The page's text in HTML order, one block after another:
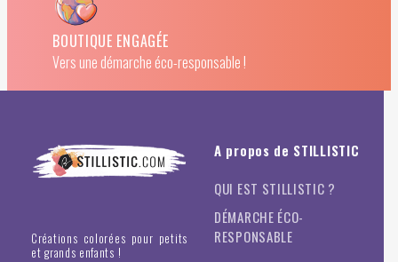
BOUTIQUE ENGAGÉE
Vers une démarche éco-responsable !
Créations colorées pour petits
et grands enfants !
A propos de STILLISTIC
QUI EST STILLISTIC ?
DÉMARCHE ÉCO-
RESPONSABLE